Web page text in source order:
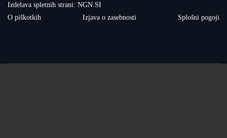
Izdelava spletnih strani: NGN.SI
O piškotkih
Izjava o zasebnosti Splošni pogoji